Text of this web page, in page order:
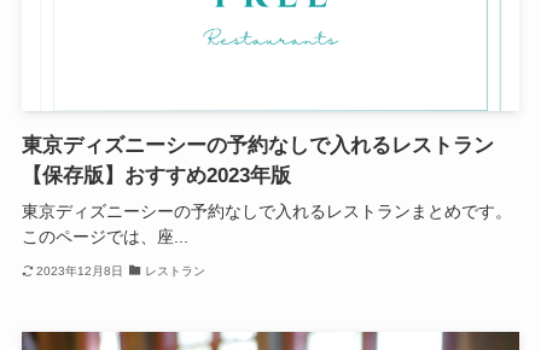
東京ディズニーシーの予約なしで入れるレストラン
【保存版】おすすめ2023年版
東京ディズニーシーの予約なしで入れるレストランまとめです。
このページでは、座...
2023年12月8日 レストラン